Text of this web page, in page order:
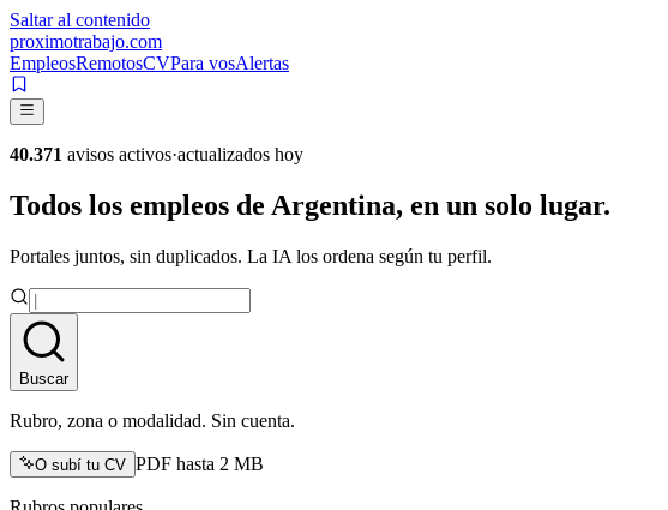
Saltar al contenido
proximotrabajo.com
EmpleosRemotosCVPara vosAlertas
40.371 avisos activos·actualizados hoy
Todos los empleos de Argentina, en un solo lugar.
Portales juntos, sin duplicados. La IA los ordena según tu perfil.
Buscar
Rubro, zona o modalidad. Sin cuenta.
O subí tu CV PDF hasta 2 MB